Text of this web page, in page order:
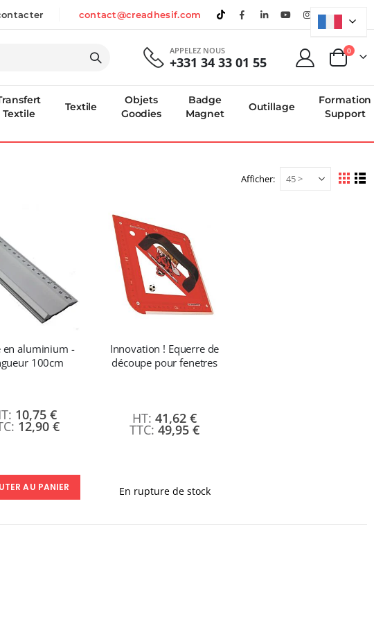
contact@creadhesif.com
APPELEZ NOUS
+331 34 33 01 55 Panier
0
Textile
Textile
Objets
Goodies
Badge
Magnet
Outillage
Formation
Support
Afficher
Afficher
Grille
en aluminium -
100cm
12,90 €
10,75 €
AU PANIER
Innovation ! Equerre de
découpe pour fenetres
49,95 €
41,62 €
En rupture de stock